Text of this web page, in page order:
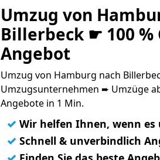
Umzug von
Billerbeck ☛ 100 %
Angebot
Umzug von Hamburg nach
Umzugsunternehmen ➨ Umzüge
Angebote in 1 Min.
✓ Wir helfen Ihnen, wenn
✓ Schnell & unverbindlich